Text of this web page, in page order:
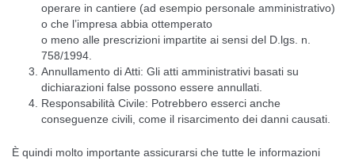
operare in cantiere (ad esempio personale amministrativo)
o che l’impresa abbia ottemperato
o meno alle prescrizioni impartite ai sensi del D.lgs. n.
758/1994.
Annullamento di Atti: Gli atti amministrativi basati su
dichiarazioni false possono essere annullati.
Responsabilità Civile: Potrebbero esserci anche
conseguenze civili, come il risarcimento dei danni causati.
È quindi molto importante assicurarsi che tutte le informazioni